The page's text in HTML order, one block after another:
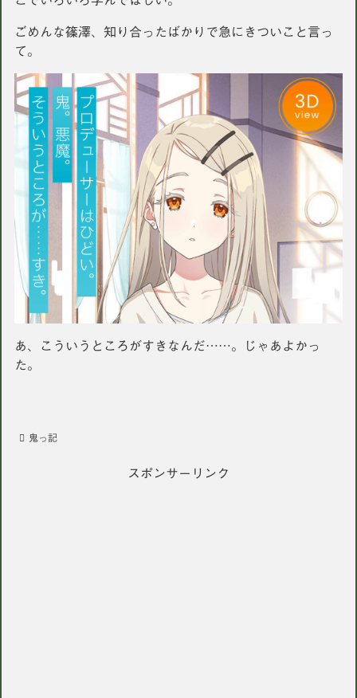
ごめんな篠澤、知り合ったばかりで急にきついこと言っ
て。
あ、こういうところがすきなんだ……。じゃあよかっ
た。
鬼っ記
スポンサーリンク